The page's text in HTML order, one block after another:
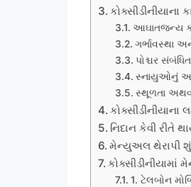
કોક્સીડીનીયાના
આઘાતજન્ય
ગર્ભાવસ્થા
પોશ્ચર
સ્નાયુઓનું
સ્થૂળતા
કોક્સીડીનીયાના
નિદાન કેવી રીતે
મેન્યુઅલ થેરાપી
કોક્સીડીનીયામાં
1. ટેલબોન